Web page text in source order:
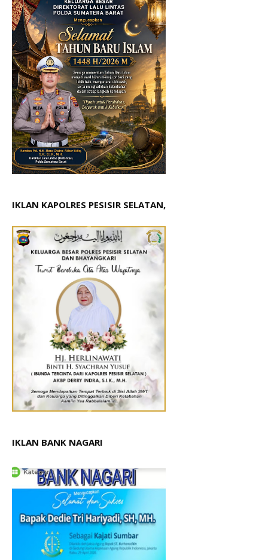
IKLAN KAPOLRES PESISIR SELATAN,
IKLAN BANK NAGARI